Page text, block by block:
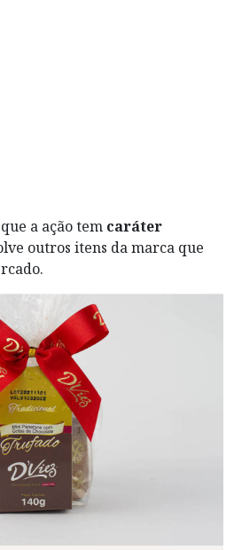
a ação tem caráter
outros itens da marca que